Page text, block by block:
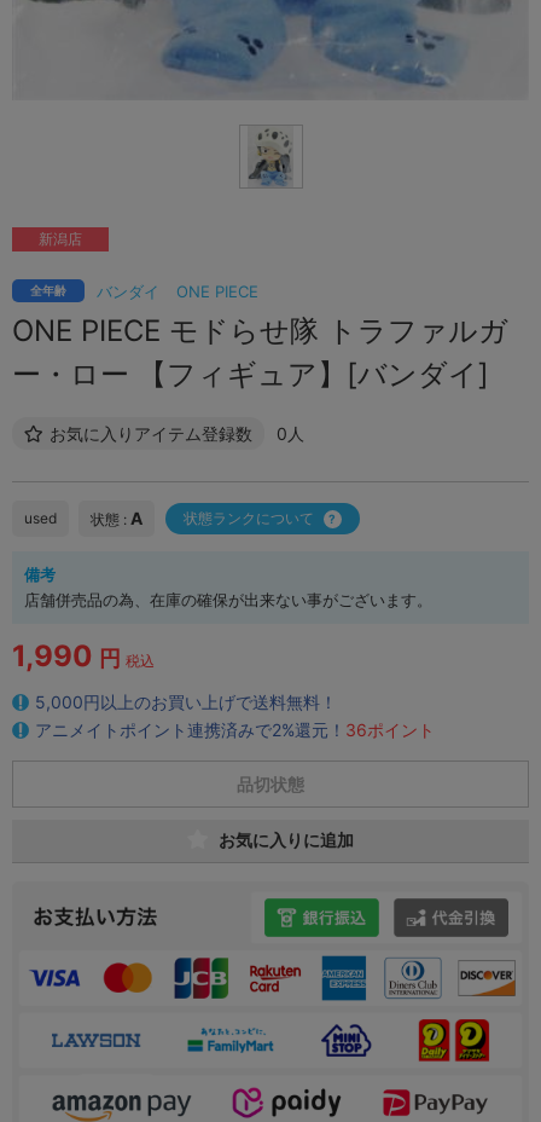
バンダイ ONE PIECE
全年齢
ONE PIECE モドらせ隊 トラファルガ
ー・ロー 【フィギュア】[バンダイ]
お気に入りアイテム登録数 0人
新潟店
used 状態 : A 状態ランクについて
備考
店舗併売品の為、在庫の確保が出来ない事がございます。
1,990 円 税込
5,000円以上のお買い上げで送料無料！
アニメイトポイント連携済みで2%還元！ 36ポイント
品切状態
お気に入りに追加